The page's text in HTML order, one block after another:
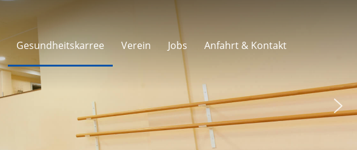
Gesundheitskarree Verein Jobs Anfahrt & Kontakt